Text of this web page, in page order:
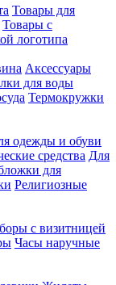
Товары для
Товары с
логотипа
Аксессуары
для воды
Термокружки
одежды и обуви
средства Для
для
Религиозные
с визитницей
Часы наручные